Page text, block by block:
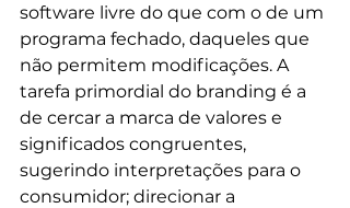
software livre do que com o de um
programa fechado, daqueles que
não permitem modificações. A
tarefa primordial do branding é a
de cercar a marca de valores e
significados congruentes,
sugerindo interpretações para o
consumidor; direcionar a